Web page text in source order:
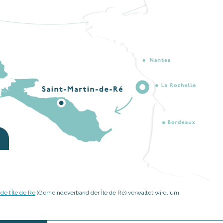
l’Île de Ré (Gemeindeverband der Île de Ré) verwaltet wird, um